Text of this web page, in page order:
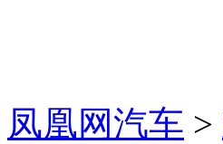
凤凰网汽车 >